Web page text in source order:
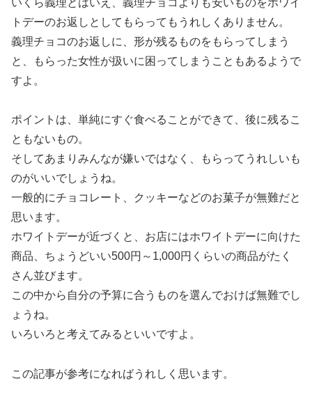
トデーのお返しとしてもらってもうれしくありません。
義理チョコのお返しに、形が残るものをもらってしまう
と、もらった女性が扱いに困ってしまうこともあるようで
すよ。
ポイントは、単純にすぐ食べることができて、後に残るこ
ともないもの。
そしてあまりみんなが嫌いではなく、もらってうれしいも
のがいいでしょうね。
一般的にチョコレート、クッキーなどのお菓子が無難だと
思います。
ホワイトデーが近づくと、お店にはホワイトデーに向けた
商品、ちょうどいい500円～1,000円くらいの商品がたく
さん並びます。
この中から自分の予算に合うものを選んでおけば無難でし
ょうね。
いろいろと考えてみるといいですよ。
この記事が参考になればうれしく思います。